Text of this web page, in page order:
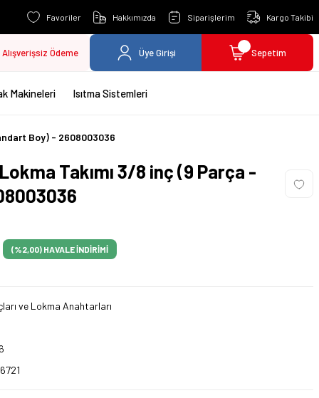
Favoriler Hakkımızda Siparişlerim Kargo Takibi
Alışverişsiz Ödeme Üye Girişi Sepetim
Makineleri Isıtma Sistemleri
Boy) - 2608003036
Takımı 3/8 inç (9 Parça -
(%2,00) HAVALE İNDİRİMİ
ve Lokma Anahtarları